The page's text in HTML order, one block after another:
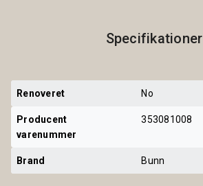
Specifikationer
Renoveret No
Producent
varenummer
353081008
Brand Bunn